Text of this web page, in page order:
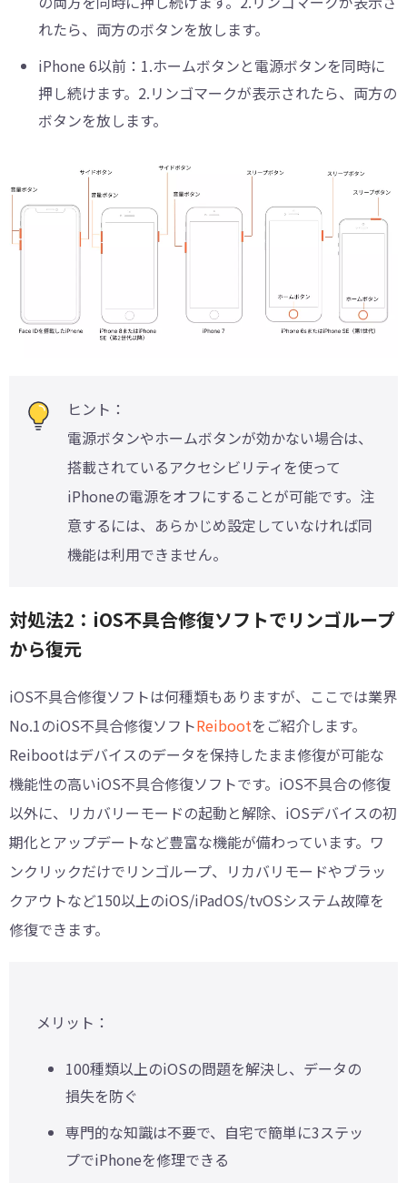
れたら、両方のボタンを放します。
iPhone 6以前：1.ホームボタンと電源ボタンを同時に
押し続けます。2.リンゴマークが表示されたら、両方の
ボタンを放します。
ヒント：
電源ボタンやホームボタンが効かない場合は、
搭載されているアクセシビリティを使って
iPhoneの電源をオフにすることが可能です。注
意するには、あらかじめ設定していなければ同
機能は利用できません。
対処法2：iOS不具合修復ソフトでリンゴループ
から復元
iOS不具合修復ソフトは何種類もありますが、ここでは業界
No.1のiOS不具合修復ソフトReibootをご紹介します。
Reibootはデバイスのデータを保持したまま修復が可能な
機能性の高いiOS不具合修復ソフトです。iOS不具合の修復
以外に、リカバリーモードの起動と解除、iOSデバイスの初
期化とアップデートなど豊富な機能が備わっています。ワ
ンクリックだけでリンゴループ、リカバリモードやブラッ
クアウトなど150以上のiOS/iPadOS/tvOSシステム故障を
修復できます。
メリット：
100種類以上のiOSの問題を解決し、データの
損失を防ぐ
専門的な知識は不要で、自宅で簡単に3ステッ
プでiPhoneを修理できる